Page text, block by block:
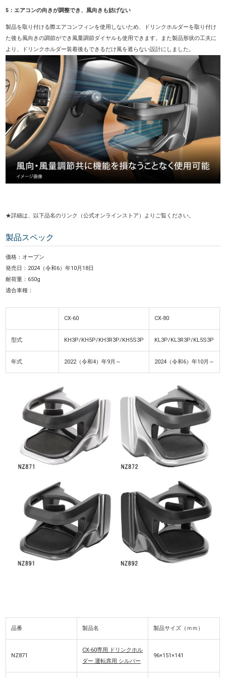
5：エアコンの向きが調整でき、風向きも妨げない
製品を取り付ける際エアコンフィンを使用しないため、ドリンクホルダーを取り付け
た後も風向きの調節ができ風量調節ダイヤルも使用できます。また製品形状の工夫に
より、ドリンクホルダー装着後もできるだけ風を遮らない設計にしました。
★詳細は、以下品名のリンク（公式オンラインストア）よりご覧ください。
製品スペック
価格：オープン
発売日：2024（令和6）年10月18日
耐荷重：650g
適合車種：
CX-60 CX-80
型式 KH3P/KH5P/KH3R3P/KH5S3P KL3P/KL3R3P/KL5S3P
年式 2022（令和4）年9月～ 2024（令和6）年10月～
品番 製品名 製品サイズ（ｍｍ）
NZ871
CX-60専用 ドリンクホル
ダー 運転席用 シルバー
96×151×141